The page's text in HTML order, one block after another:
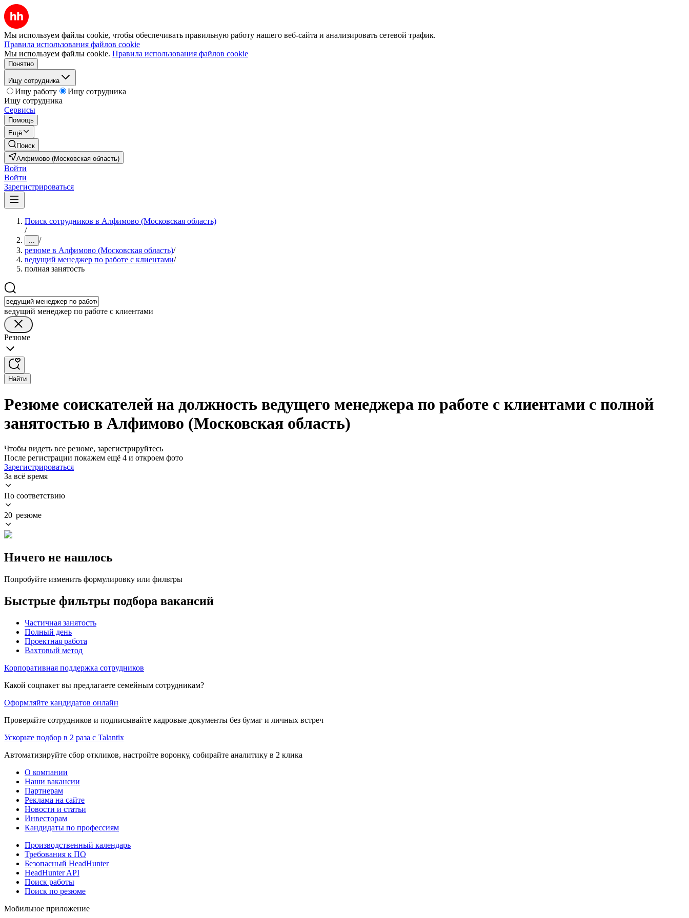
Мы используем файлы cookie, чтобы обеспечивать правильную работу нашего веб-сайта и анализировать сетевой трафик.
Правила использования файлов cookie
Мы используем файлы cookie. Правила использования файлов cookie
Понятно
Ищу сотрудника
Ищу работу
Ищу сотрудника
Ищу сотрудника
Сервисы
Помощь
Ещё
Поиск
Алфимово (Московская область)
Войти
Войти
Зарегистрироваться
Поиск сотрудников в Алфимово (Московская область)
/
... /
резюме в Алфимово (Московская область)/
ведущий менеджер по работе с клиентами/
полная занятость
ведущий менеджер по работе с клиентами
Резюме
Найти
Резюме соискателей на должность ведущего менеджера по работе с клиентами с полной
занятостью в Алфимово (Московская область)
Чтобы видеть все резюме, зарегистрируйтесь
После регистрации покажем ещё 4 и откроем фото
Зарегистрироваться
За всё время
По соответствию
20 резюме
Ничего не нашлось
Попробуйте изменить формулировку или фильтры
Быстрые фильтры подбора вакансий
Частичная занятость
Полный день
Проектная работа
Вахтовый метод
Корпоративная поддержка сотрудников
Какой соцпакет вы предлагаете семейным сотрудникам?
Оформляйте кандидатов онлайн
Проверяйте сотрудников и подписывайте кадровые документы без бумаг и личных встреч
Ускорьте подбор в 2 раза с Talantix
Автоматизируйте сбор откликов, настройте воронку, собирайте аналитику в 2 клика
О компании
Наши вакансии
Партнерам
Реклама на сайте
Новости и статьи
Инвесторам
Кандидаты по профессиям
Производственный календарь
Требования к ПО
Безопасный HeadHunter
HeadHunter API
Поиск работы
Поиск по резюме
Мобильное приложение